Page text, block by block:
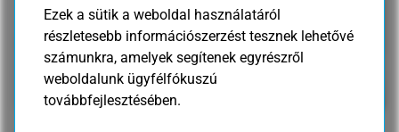
Ezek a sütik a weboldal használatáról
részletesebb információszerzést tesznek lehetővé
számunkra, amelyek segítenek egyrészről
weboldalunk ügyfélfókuszú
továbbfejlesztésében.